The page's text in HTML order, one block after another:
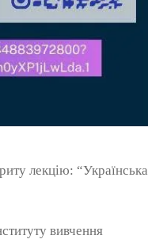
лекцію: “Українська
вивчення